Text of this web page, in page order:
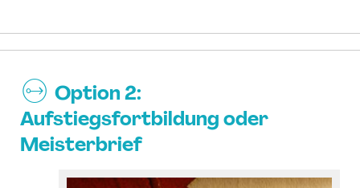
Option 2:
Aufstiegsfortbildung oder
Meisterbrief